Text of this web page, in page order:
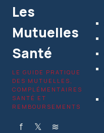
Les
Mutuelles
Santé
LE GUIDE PRATIQUE
DES MUTUELLES,
COMPLÉMENTAIRES
SANTÉ ET
REMBOURSEMENTS
f 𝕏 ≋